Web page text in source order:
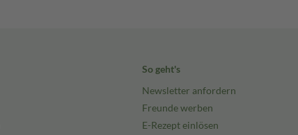
So geht's
Newsletter anfordern
Freunde werben
E-Rezept einlösen